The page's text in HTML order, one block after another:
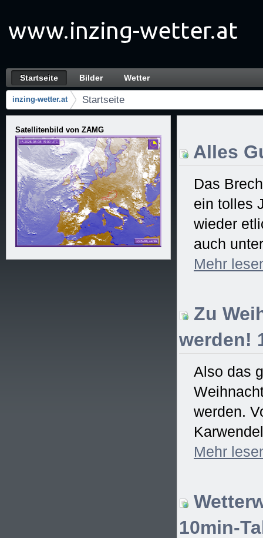
Startseite
Navigation
Startseite Bilder Wetter
Brotkrumen (Wo bin ich?)
inzing-wetter.at Startseite
Satellitenbild von ZAMG
Alles
Das
ein tolles
wieder
auch
Mehr
Zu
werden!
Also das
werden.
Mehr
10min-